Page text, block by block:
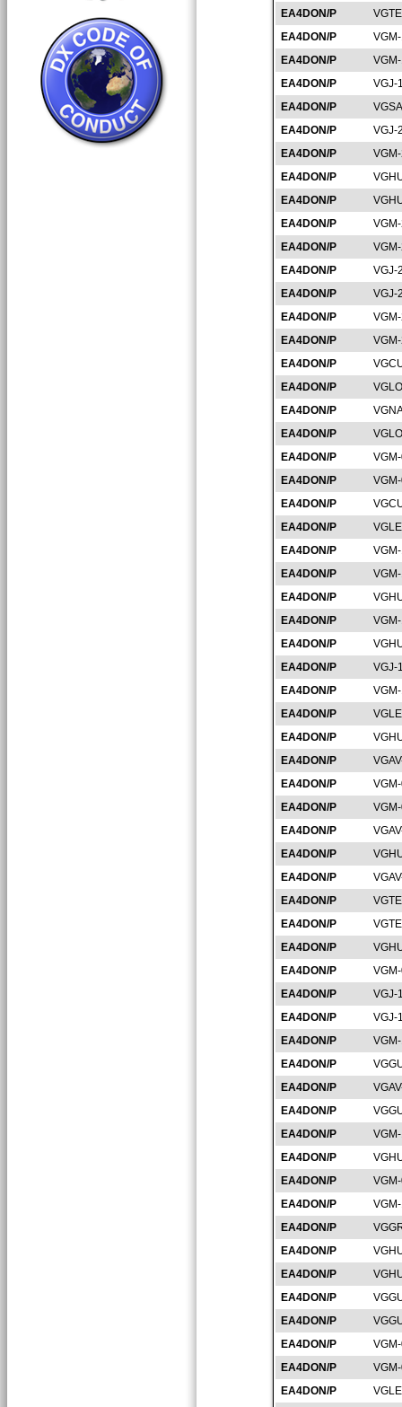
EA4DON/P
EA4DON/P
EA4DON/P
EA4DON/P
VGJ-
EA4DON/P
EA4DON/P
VGJ-
EA4DON/P
EA4DON/P
EA4DON/P
EA4DON/P
EA4DON/P
EA4DON/P
VGJ-
EA4DON/P
VGJ-
EA4DON/P
EA4DON/P
EA4DON/P
EA4DON/P
EA4DON/P
EA4DON/P
EA4DON/P
EA4DON/P
EA4DON/P
EA4DON/P
EA4DON/P
EA4DON/P
EA4DON/P
EA4DON/P
EA4DON/P
EA4DON/P
VGJ-
EA4DON/P
EA4DON/P
EA4DON/P
EA4DON/P
EA4DON/P
EA4DON/P
EA4DON/P
EA4DON/P
EA4DON/P
EA4DON/P
EA4DON/P
EA4DON/P
EA4DON/P
EA4DON/P
VGJ-
EA4DON/P
VGJ-
EA4DON/P
EA4DON/P
EA4DON/P
EA4DON/P
EA4DON/P
EA4DON/P
EA4DON/P
EA4DON/P
EA4DON/P
EA4DON/P
EA4DON/P
EA4DON/P
EA4DON/P
EA4DON/P
EA4DON/P
EA4DON/P